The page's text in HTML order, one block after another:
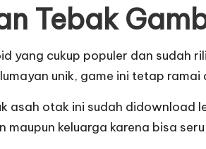
Tebak
yang cukup populer dan sudah
unik, game ini tetap ramai
asah otak ini sudah didownload
maupun keluarga karena bisa